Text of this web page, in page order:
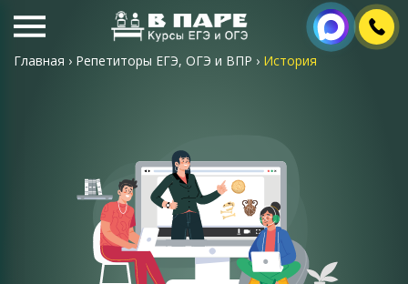
Главная › Репетиторы ЕГЭ, ОГЭ и ВПР › История